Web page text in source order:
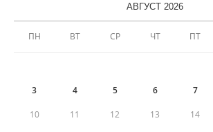
АВГУСТ 2026
ПН ВТ СР ЧТ ПТ
3 4 5 6 7
10 11 12 13 14